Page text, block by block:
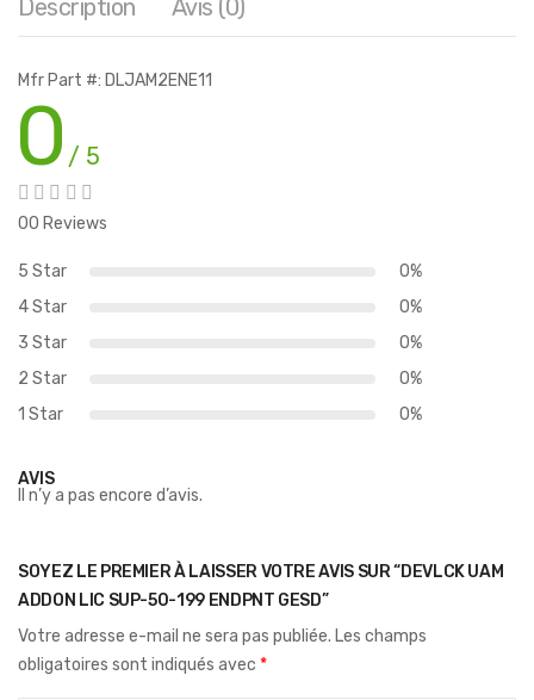
Description Avis (0)
Mfr Part #: DLJAM2ENE11
0 / 5
00 Reviews
5 Star
0%
4 Star
0%
3 Star
0%
2 Star
0%
1 Star
0%
AVIS
Il n’y a pas encore d’avis.
SOYEZ LE PREMIER À LAISSER VOTRE AVIS SUR “DEVLCK UAM
ADDON LIC SUP-50-199 ENDPNT GESD”
Votre adresse e-mail ne sera pas publiée. Les champs
obligatoires sont indiqués avec *